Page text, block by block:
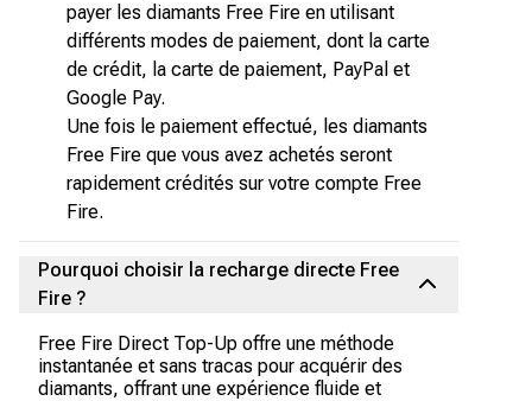
payer les diamants Free Fire en utilisant
différents modes de paiement, dont la carte
de crédit, la carte de paiement, PayPal et
Google Pay.
Une fois le paiement effectué, les diamants
Free Fire que vous avez achetés seront
rapidement crédités sur votre compte Free
Fire.
Pourquoi choisir la recharge directe Free
Fire ?
Free Fire Direct Top-Up offre une méthode
instantanée et sans tracas pour acquérir des
diamants, offrant une expérience fluide et